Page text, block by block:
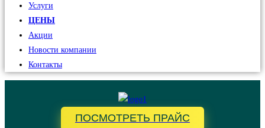
Услуги
ЦЕНЫ
Акции
Новости компании
Контакты
ПОСМОТРЕТЬ ПРАЙС